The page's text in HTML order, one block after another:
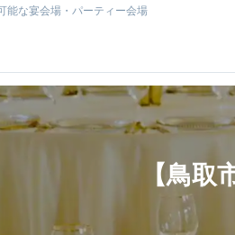
能な宴会場・パーティー会場
【鳥